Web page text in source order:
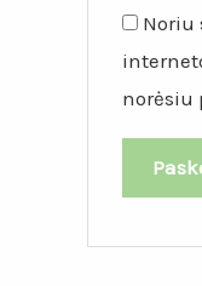
Noriu
norėsiu